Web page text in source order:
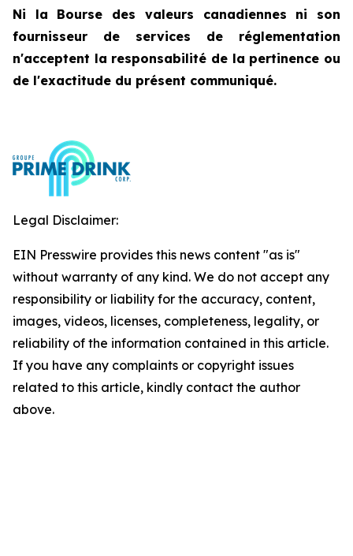
Ni la Bourse des valeurs canadiennes ni son
fournisseur de services de réglementation
n'acceptent la responsabilité de la pertinence ou
de l'exactitude du présent communiqué.
Legal Disclaimer:
EIN Presswire provides this news content "as is"
without warranty of any kind. We do not accept any
responsibility or liability for the accuracy, content,
images, videos, licenses, completeness, legality, or
reliability of the information contained in this article.
If you have any complaints or copyright issues
related to this article, kindly contact the author
above.